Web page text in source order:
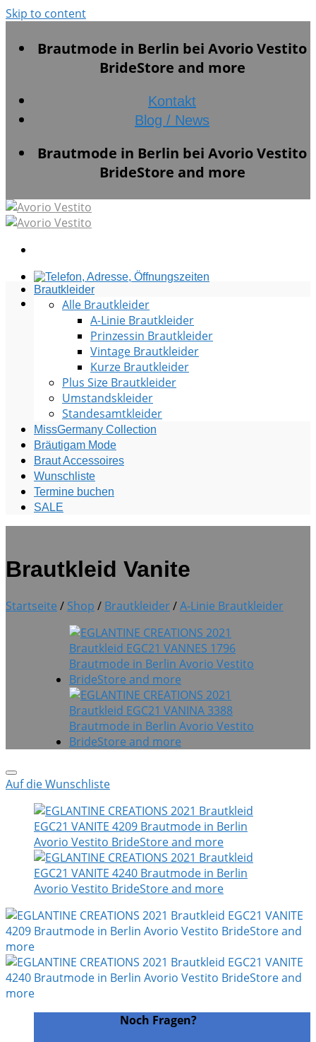
Skip to content
Brautmode in Berlin bei Avorio Vestito
BrideStore and more
Kontakt
Blog / News
Brautmode in Berlin bei Avorio Vestito
BrideStore and more
Brautkleider
Alle Brautkleider
A-Linie Brautkleider
Prinzessin Brautkleider
Vintage Brautkleider
Kurze Brautkleider
Plus Size Brautkleider
Umstandskleider
Standesamtkleider
MissGermany Collection
Bräutigam Mode
Braut Accessoires
Wunschliste
Termine buchen
SALE
Brautkleid Vanite
Startseite / Shop / Brautkleider/A-Linie Brautkleider
Auf die Wunschliste
Noch Fragen?